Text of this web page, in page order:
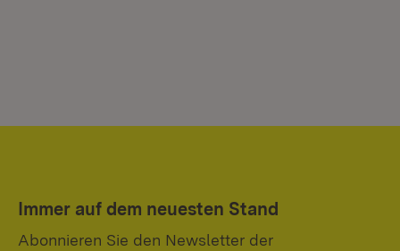
Immer auf dem neuesten Stand
Abonnieren Sie den Newsletter der